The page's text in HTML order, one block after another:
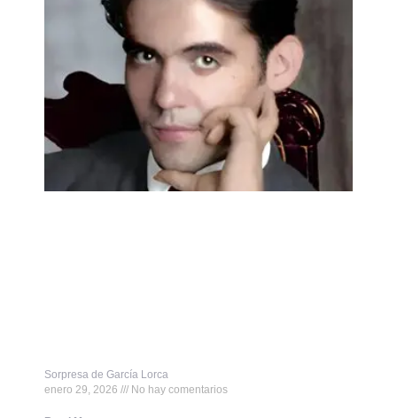
Sorpresa de García Lorca
enero 29, 2026
No hay comentarios